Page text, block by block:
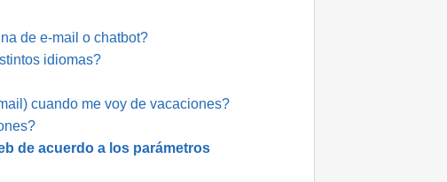
de e-mail o chatbot?
idiomas?
cuando me voy de vacaciones?
de acuerdo a los parámetros